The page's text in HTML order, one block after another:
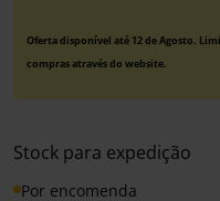
Oferta disponível até 12 de Agosto.
compras através do website.
Stock para expedição
Por encomenda